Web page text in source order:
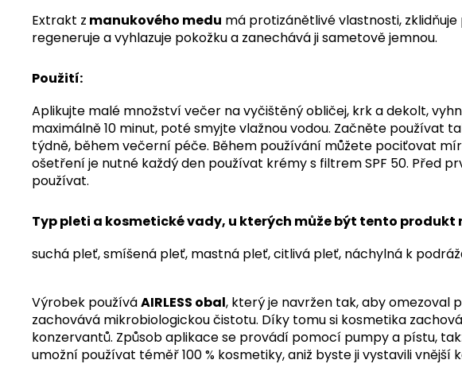
Extrakt z manukového medu má protizánětlivé vlastnosti,
regeneruje a vyhlazuje pokožku a zanechává ji sametově jemnou.
Použití:
Aplikujte malé množství večer na vyčištěný obličej, krk a dekolt,
maximálně 10 minut, poté smyjte vlažnou vodou. Začněte používat
týdně, během večerní péče. Během používání můžete pociťovat
ošetření je nutné každý den používat krémy s filtrem SPF 50. Před
používat.
Typ pleti a kosmetické vady, u kterých může být tento produkt
suchá pleť,smíšená pleť, mastná pleť,citlivá pleť, náchylná k
Výrobek používáAIRLESS obal, který je navržen tak, aby omezoval
zachovává mikrobiologickou čistotu. Díky tomu si kosmetika
konzervantů. Způsob aplikace se provádí pomocí pumpy a pístu,
umožní používat téměř 100 % kosmetiky, aniž byste ji vystavili vnější